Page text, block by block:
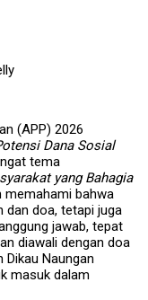
(APP) 2026
Dana Sosial
tema
yang Bahagia
memahami bahwa
dan doa, tetapi juga
jawab, tepat
diawali dengan doa
Dikau Naungan
masuk dalam